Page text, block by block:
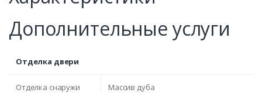
Дополнительные услуги
Отделка двери
Отделка снаружи Массив дуба